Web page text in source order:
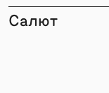
Салют